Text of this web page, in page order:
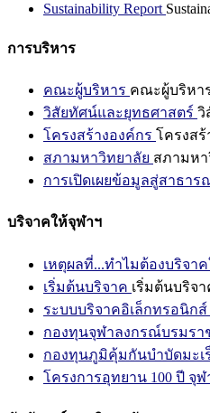
Sustainability Report
การบริหาร
คณะผู้บริหาร คณะผู้บริหา
วิสัยทัศน์และยุทธศาสตร์ วิ
โครงสร้างองค์กร โครงสร้
สภามหาวิทยาลัย สภามหา
การเปิดเผยข้อมูลสู่สาธาร
บริจาคให้จุฬาฯ
เหตุผลที่...ทำไมต้องบริจา
เริ่มต้นบริจาค เริ่มต้นบริจา
ระบบบริจาคอิเล็กทรอนิกส์
กองทุนจุฬาลงกรณ์บรมรา
กองทุนภูมิคุ้มกันบำบัดมะเ
โครงการอุทยาน 100 ปี จุ